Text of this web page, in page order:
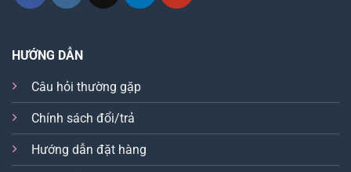
HƯỚNG DẪN
Câu hỏi thường gặp
Chính sách đổi/trả
Hướng dẫn đặt hàng